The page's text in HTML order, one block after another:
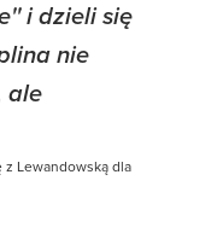
i dzieli się
nie
ale
z Lewandowską dla